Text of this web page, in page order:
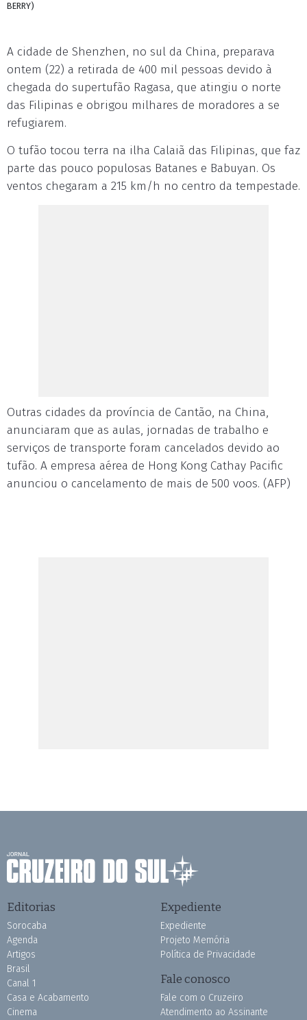
BERRY)
A cidade de Shenzhen, no sul da China, preparava
ontem (22) a retirada de 400 mil pessoas devido à
chegada do supertufão Ragasa, que atingiu o norte
das Filipinas e obrigou milhares de moradores a se
refugiarem.
O tufão tocou terra na ilha Calaiã das Filipinas, que faz
parte das pouco populosas Batanes e Babuyan. Os
ventos chegaram a 215 km/h no centro da tempestade.
Outras cidades da província de Cantão, na China,
anunciaram que as aulas, jornadas de trabalho e
serviços de transporte foram cancelados devido ao
tufão. A empresa aérea de Hong Kong Cathay Pacific
anunciou o cancelamento de mais de 500 voos. (AFP)
Editorias
Sorocaba
Agenda
Artigos
Brasil
Canal 1
Casa e Acabamento
Cinema
Expediente
Expediente
Projeto Memória
Política de Privacidade
Fale conosco
Fale com o Cruzeiro
Atendimento ao Assinante